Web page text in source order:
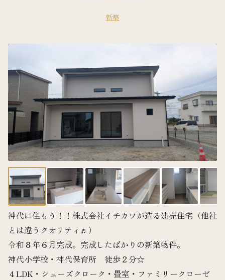
新築
神代に住もう！！株式会社イチカワが造る建売住宅（他社
とは違うクオリティ♬）
令和８年６月完成。完成したばかりの新築物件。
神代小学校・神代保育所 徒歩２分☆
４LDK・シューズクローク・畳室・ファミリークローゼ